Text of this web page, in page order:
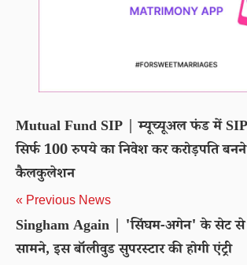
Mutual Fund SIP | म्यूच्यूअल फंड में
सिर्फ 100 रुपये का निवेश कर करोड़पति
कैलकुलेशन
« Previous News
Singham Again | 'सिंघम-अगेन' के सेट से
सामने, इस बॉलीवुड सुपरस्टार की होगी एंट्री